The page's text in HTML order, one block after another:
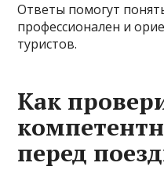
Ответы помогут
профессионален и
туристов.
Как
перед